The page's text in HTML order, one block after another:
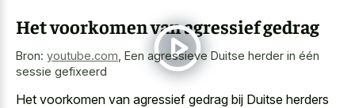
Het voorkomen van agressief gedrag
Bron: youtube.com Een agressieve Duitse herder in één
sessie gefixeerd
Het voorkomen van agressief gedrag bij Duitse herders